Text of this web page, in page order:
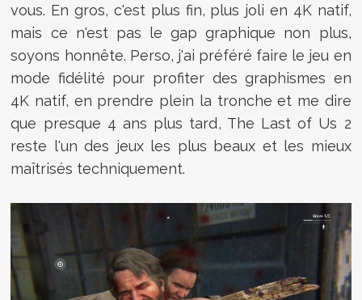
vous. En gros, c'est plus fin, plus joli en 4K natif,
mais ce n'est pas le gap graphique non plus,
soyons honnête. Perso, j'ai préféré faire le jeu en
mode fidélité pour profiter des graphismes en
4K natif, en prendre plein la tronche et me dire
que presque 4 ans plus tard, The Last of Us 2
reste l'un des jeux les plus beaux et les mieux
maîtrisés techniquement.